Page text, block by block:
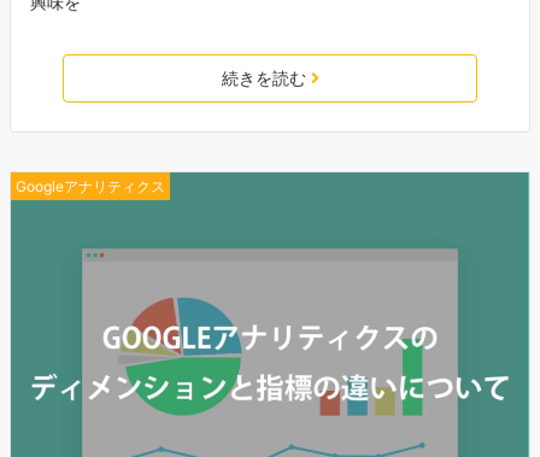
続きを読む
Googleアナリティクス